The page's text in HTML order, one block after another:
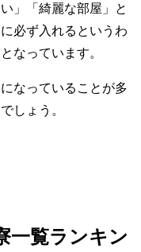
」「綺麗な部屋」と
必ず入れるというわ
なっています。
なっていることが多
しょう。
一覧ランキン